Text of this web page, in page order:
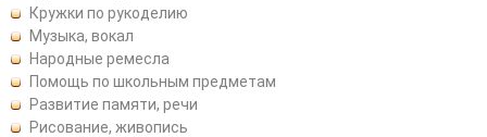
Кружки по рукоделию
Музыка, вокал
Народные ремесла
Помощь по школьным предметам
Развитие памяти, речи
Рисование, живопись